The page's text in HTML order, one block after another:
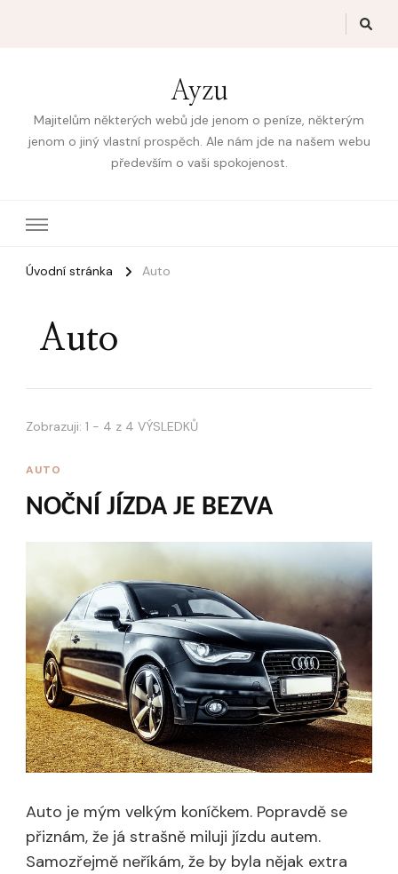
Ayzu
Majitelům některých webů jde jenom o peníze, některým
jenom o jiný vlastní prospěch. Ale nám jde na našem webu
především o vaši spokojenost.
Úvodní stránka Auto
Auto
Zobrazuji: 1 - 4 z 4 VÝSLEDKŮ
AUTO
NOČNÍ JÍZDA JE BEZVA
Auto je mým velkým koníčkem. Popravdě se
přiznám, že já strašně miluji jízdu autem.
Samozřejmě neříkám, že by byla nějak extra